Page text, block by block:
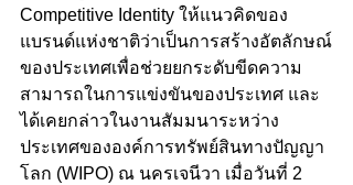
Competitive Identity ให้แนวคิดของ
แบรนด์แห่งชาติว่าเป็นการสร้างอัตลักษณ์
ของประเทศเพื่อช่วยยกระดับขีดความ
สามารถในการแข่งขันของประเทศ และ
ได้เคยกล่าวในงานสัมมนาระหว่าง
ประเทศขององค์การทรัพย์สินทางปัญญา
โลก (WIPO) ณ นครเจนีวา เมื่อวันที่ 2